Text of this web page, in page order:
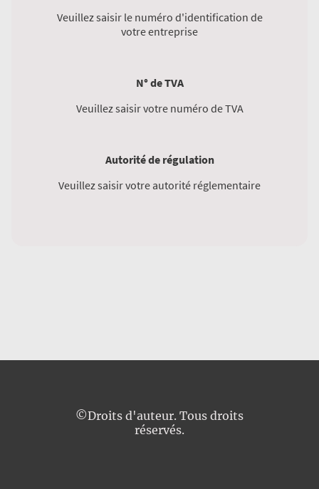
Veuillez saisir le numéro d'identification de
votre entreprise
N° de TVA
Veuillez saisir votre numéro de TVA
Autorité de régulation
Veuillez saisir votre autorité réglementaire
©Droits d'auteur. Tous droits
réservés.